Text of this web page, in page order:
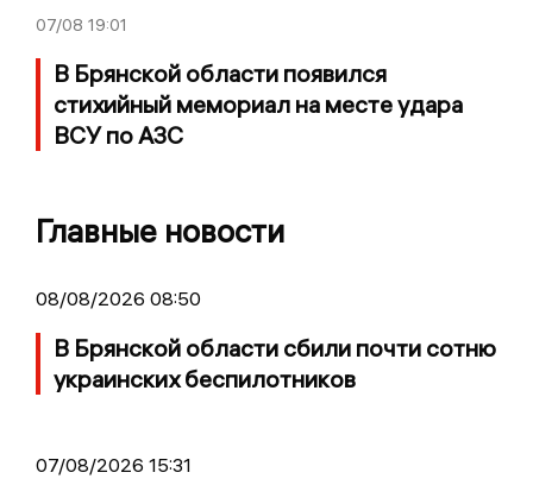
07/08 19:01
В Брянской области появился
стихийный мемориал на месте удара
ВСУ по АЗС
Главные новости
08/08/2026 08:50
В Брянской области сбили почти сотню
украинских беспилотников
07/08/2026 15:31